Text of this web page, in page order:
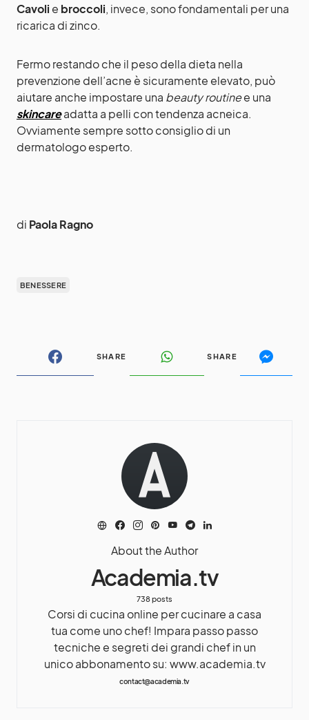
Cavoli e broccoli, invece, sono fondamentali per una
ricarica di zinco.
Fermo restando che il peso della dieta nella
prevenzione dell’acne è sicuramente elevato, può
aiutare anche impostare una beauty routinee una
skincareadatta a pelli con tendenza acneica.
Ovviamente sempre sotto consiglio di un
dermatologo esperto.
di Paola Ragno
BENESSERE
SHARE SHARE
About the Author
Academia.tv
738 posts
Corsi di cucina online per cucinare a casa
tua come uno chef! Impara passo passo
tecniche e segreti dei grandi chef in un
unico abbonamento su: www.academia.tv
contact@academia.tv